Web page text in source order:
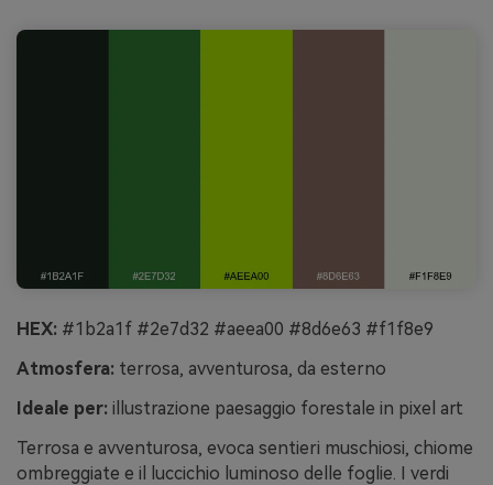
HEX: #1b2a1f #2e7d32 #aeea00 #8d6e63 #f1f8e9
Atmosfera: terrosa, avventurosa, da esterno
Ideale per: illustrazione paesaggio forestale in pixel art
Terrosa e avventurosa, evoca sentieri muschiosi, chiome
ombreggiate e il luccichio luminoso delle foglie. I verdi